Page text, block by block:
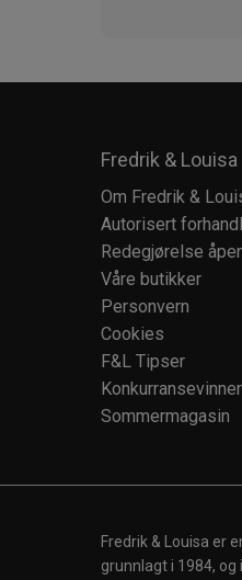
Fredrik & Louisa
Om Fredrik &
Autorisert
Redegjørelse
Våre butikker
Personvern
Cookies
F&L Tipser
Sommermagasin
Fredrik & Louisa er
grunnlagt i 1984,